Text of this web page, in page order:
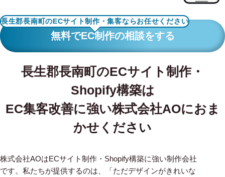
RECRUIT
BLOG
長生郡長南町のECサイト制作・集客ならお任せください
無料でEC制作の相談をする
長生郡長南町のECサイト制作・
Shopify構築は
EC集客改善に強い株式会社AOにおま
かせください
株式会社AOはECサイト制作・Shopify構築に強い制作会社
です。私たちが提供するのは、「ただデザインがきれいな